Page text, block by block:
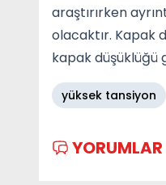
araştırırken
olacaktır. Kapak
kapak düşüklüğü
yüksek tansiyon
YORUMLAR